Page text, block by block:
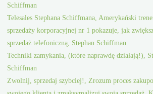
Schiffman
Telesales Stephana Schiffmana, Amerykański
sprzedaży korporacyjnej nr 1 pokazuje, jak
sprzedaż telefoniczną, Stephan Schiffman
Techniki zamykania, (które naprawdę działają!),
Schiffman
Zwolnij, sprzedaj szybciej!, Zrozum proces